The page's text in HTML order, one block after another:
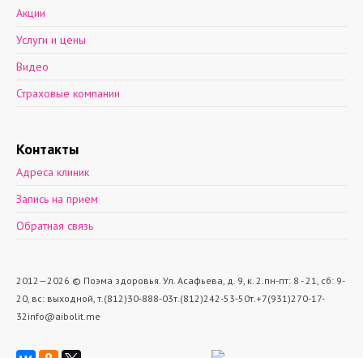
Акции
Услуги и цены
Видео
Страховые компании
Контакты
Адреса клиник
Запись на прием
Обратная связь
2012—2026 © Поэма здоровья. Ул. Асафьева, д. 9, к. 2.пн-пт: 8 - 21, cб: 9-
20, вс: выходной, т.(812)30-888-03т.(812)242-53-50т.+7(931)270-17-
32 info@aibolit.me